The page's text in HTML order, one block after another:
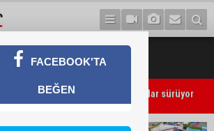
işbirliği protokolü imzalandı
polis tarafından yakalandı
FACEBOOK'TA
BEĞEN